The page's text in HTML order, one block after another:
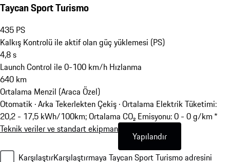
Taycan Sport Turismo
435 PS
Kalkış Kontrolü ile aktif olan güç yüklemesi (PS)
4,8s
Launch Control ile 0-100 km/h Hızlanma
640 km
Ortalama Menzil (Araca Özel)
Otomatik · Arka Tekerlekten Çekiş ·Ortalama Elektrik Tüketimi:
20,2 - 17,5 kWh/100km; Ortalama CO₂ Emisyonu: 0 - 0 g/km *
Teknik veriler ve standart ekipman
Yapılandır
KarşılaştırKarşılaştırmaya Taycan Sport Turismo adresini